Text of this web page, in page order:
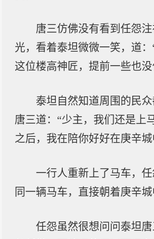
唐三仿佛没有看到任怨
光，看着泰坦微微一笑，道
这位楼高神匠，提前一些也没
泰坦自然知道周围的民
唐三道：“少主，我们还是上
之后，我在陪你好好在庚辛
一行人重新上了马车，
同一辆马车，直接朝着庚辛城
任怨虽然很想问问泰坦